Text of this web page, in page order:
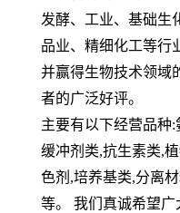
发酵、工业、基础生
品业、精细化工等行
并赢得生物技术领域
者的广泛好评。
主要有以下经营品种:
缓冲剂类,抗生素类,
色剂 ,培养基类,分离
等。 我们真诚希望